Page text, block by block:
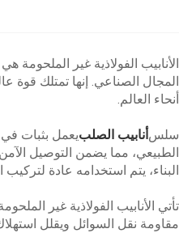
الأنابيب الفولاذية غير
أنحاء العالم.
سلسأنابيب الصلبيعمل بثبات في
الطبيعي، مما يضمن التوصيل
البناء، يتم استخدامه عادة
تأتي الأنابيب الفولاذية غير
مقاومة نقل السوائل ويقلل